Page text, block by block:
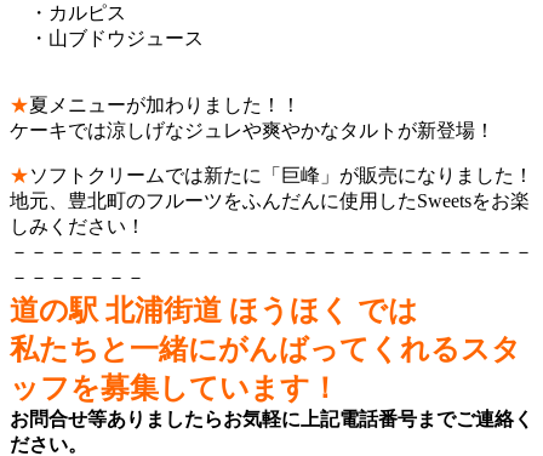
・カルピス
・山ブドウジュース
★夏メニューが加わりました！！
ケーキでは涼しげなジュレや爽やかなタルトが新登場！
★ソフトクリームでは新たに「巨峰」が販売になりました！
地元、豊北町のフルーツをふんだんに使用したSweetsをお楽
しみください！
－－－－－－－－－－－－－－－－－－－－－－－－－－－
－－－－－－－
道の駅 北浦街道 ほうほく では
私たちと一緒にがんばってくれるスタ
ッフを募集しています！
お問合せ等ありましたらお気軽に上記電話番号までご連絡く
ださい。